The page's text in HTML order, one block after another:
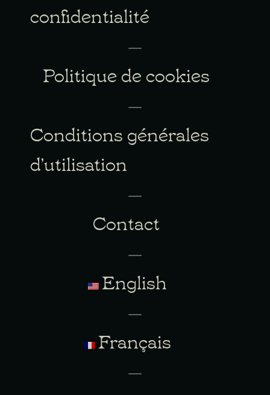
confidentialité
Politique de cookies
Conditions générales
d’utilisation
Contact
English
Français